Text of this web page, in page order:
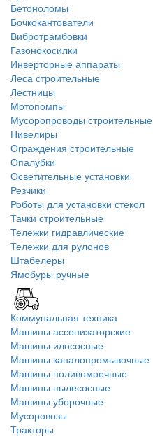
Бетоноломы
Бочкокантователи
Вибротрамбовки
Газонокосилки
Инверторные аппараты
Леса строительные
Лестницы
Мотопомпы
Мусоропроводы строительные
Нивелиры
Ограждения строительные
Опалубки
Осветительные установки
Резчики
Роботы для установки стекол
Тачки строительные
Тележки гидравлические
Тележки для рулонов
Штабелеры
Ямобуры ручные
Коммунальная техника
Машины ассенизаторские
Машины илососные
Машины каналопромывочные
Машины поливомоечные
Машины пылесосные
Машины уборочные
Мусоровозы
Тракторы